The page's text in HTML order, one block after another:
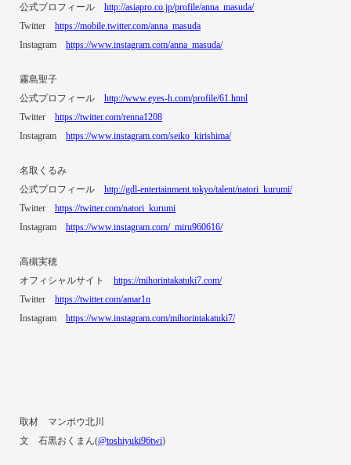
公式プロフィール http://asiapro.co.jp/profile/anna_masuda/
Twitter https://mobile.twitter.com/anna_masuda
Instagram https://www.instagram.com/anna_masuda/
霧島聖子
公式プロフィール http://www.eyes-h.com/profile/61.html
Twitter https://twitter.com/renna1208
Instagram https://www.instagram.com/seiko_kirishima/
名取くるみ
公式プロフィール http://gdl-entertainment.tokyo/talent/natori_kurumi/
Twitter https://twitter.com/natori_kurumi
Instagram https://www.instagram.com/_miru960616/
高槻実穂
オフィシャルサイト https://mihorintakatuki7.com/
Twitter https://twitter.com/amar1n
Instagram https://www.instagram.com/mihorintakatuki7/
取材 マンボウ北川
文 石黒おくまん(@toshiyuki96twi)